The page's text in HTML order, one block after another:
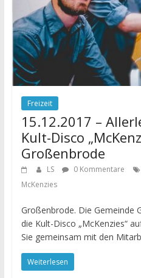
Freizeit
15.12.2017 –
Kult-Disco
Großenbrode
LS 0 Kommentare
McKenzies
Großenbrode. Die Gemeinde
die Kult-Disco „McKenzies“
Sie gemeinsam mit den
Weiterlesen